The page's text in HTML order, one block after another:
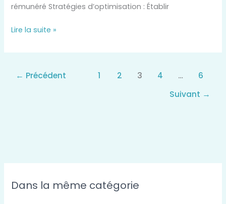
rémunéré Stratégies d’optimisation : Établir
Lire la suite »
← Précédent 1 2 3 4 …
6
Suivant →
Dans la même catégorie